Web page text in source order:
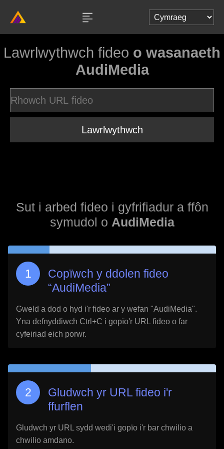
Lawrlwythwch fideo o wasanaeth
AudiMedia
Lawrlwythwch
Sut i arbed fideo i gyfrifiadur a ffôn
symudol o AudiMedia
Copïwch y ddolen fideo
“AudiMedia”
Gweld a dod o hyd i'r fideo ar y wefan "AudiMedia".
Yna defnyddiwch Ctrl+C i gopïo'r URL fideo o far
cyfeiriad eich porwr.
Gludwch yr URL fideo i'r
ffurflen
Gludwch yr URL sydd wedi'i gopïo i'r bar chwilio a
chwilio amdano.